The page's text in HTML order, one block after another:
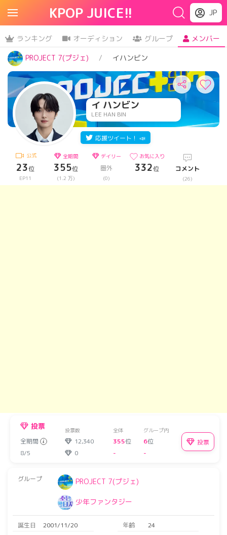
KPOP JUICE!! JP
ランキング オーディション グループ
メンバー
PROJECT 7(プジェ)
イハンビン
イ ハンビン
LEE HAN BIN
応援ツイート！ 📣
公式
23位
EP11
全期間
355位
(1.2 万)
デイリー
圏外
(0)
お気に入り
332位 コメント
(26)
投票 投票数 全体 グループ内
全期間 12,340 355位 6位
8/5
0 - -
投票
グループ PROJECT 7(プジェ)
少年ファンタジー
誕生日 2001/11/20 年齢
24